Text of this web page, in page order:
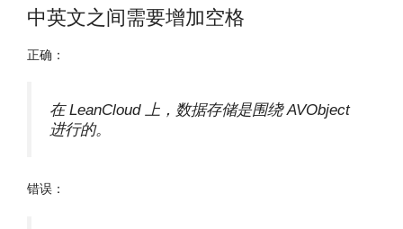
中英文之间需要增加空格
正确：
在 LeanCloud 上，数据存储是围绕 AVObject
进行的。
错误：